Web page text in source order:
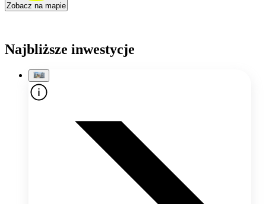
Zobacz na mapie
Najbliższe inwestycje